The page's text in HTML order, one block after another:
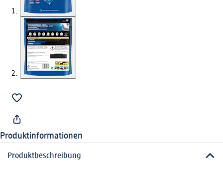
Produktinformationen
Produktbeschreibung